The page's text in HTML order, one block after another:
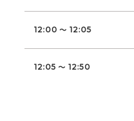
12:00 ～ 12:05
12:05 ～ 12:50